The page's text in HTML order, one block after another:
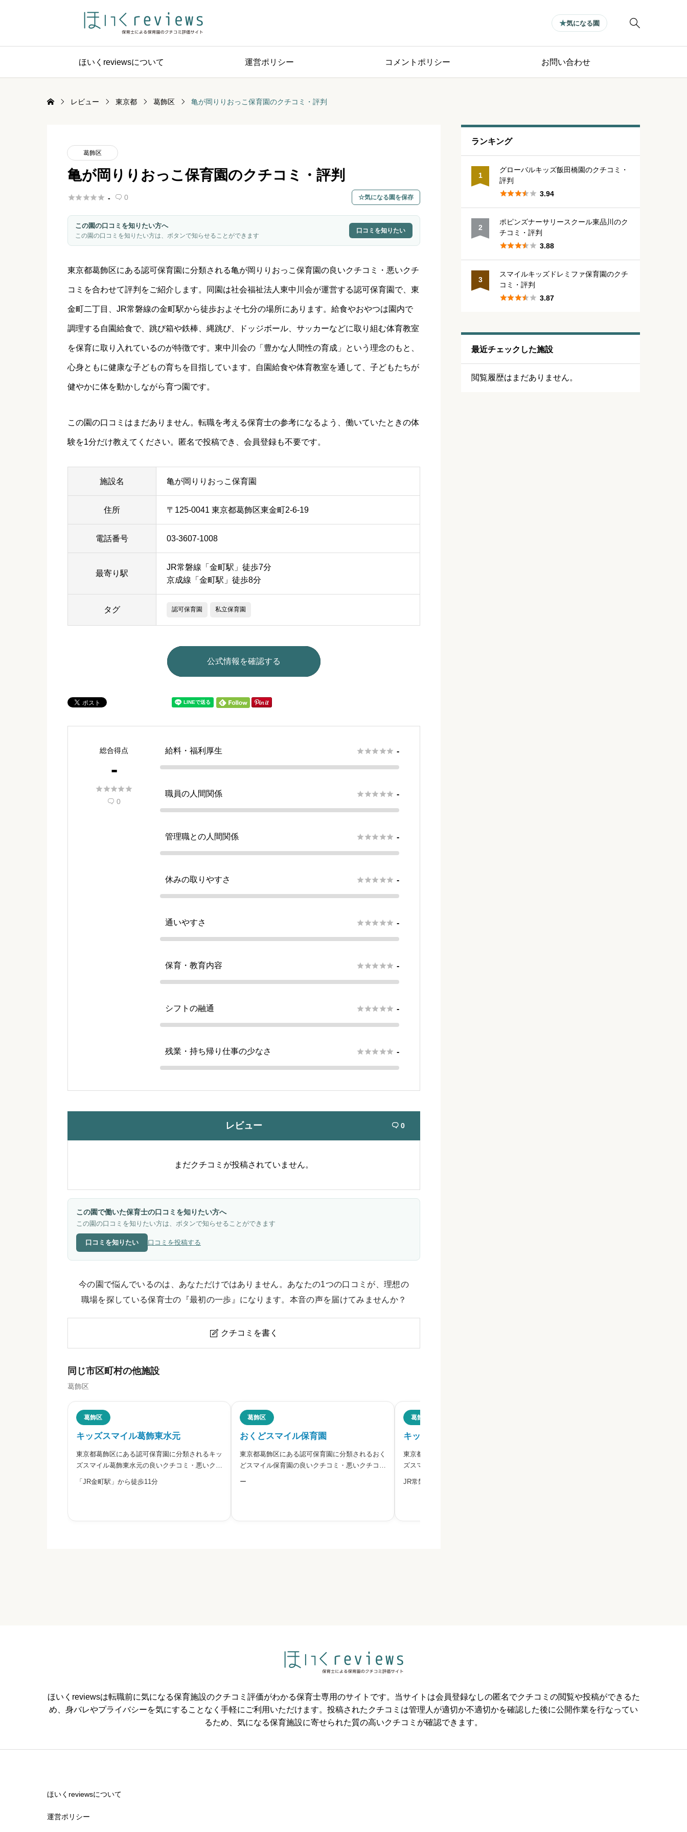

気になる園
ほいくreviewsについて 運営ポリシー コメントポリシー お問い合わせ
レビュー 東京都 葛飾区 亀が岡りりおっこ保育園のクチコミ・評判
葛飾区
亀が岡りりおっこ保育園のクチコミ・評判
 -  0 気になる園を保存
この園の口コミを知りたい方へ
この園の口コミを知りたい方は、ボタンで知らせることができます
口コミを知りたい
東京都葛飾区にある認可保育園に分類される亀が岡りりおっこ保育園の良いクチコミ・悪いクチ
コミを合わせて評判をご紹介します。同園は社会福祉法人東中川会が運営する認可保育園で、東
金町二丁目、JR常磐線の金町駅から徒歩およそ七分の場所にあります。給食やおやつは園内で
調理する自園給食で、跳び箱や鉄棒、縄跳び、ドッジボール、サッカーなどに取り組む体育教室
を保育に取り入れているのが特徴です。東中川会の「豊かな人間性の育成」という理念のもと、
心身ともに健康な子どもの育ちを目指しています。自園給食や体育教室を通して、子どもたちが
健やかに体を動かしながら育つ園です。
この園の口コミはまだありません。転職を考える保育士の参考になるよう、働いていたときの体
験を1分だけ教えてください。匿名で投稿でき、会員登録も不要です。
施設名 亀が岡りりおっこ保育園
住所 〒125-0041 東京都葛飾区東金町2-6-19
電話番号 03-3607-1008
最寄り駅
JR常磐線「金町駅」徒歩7分
京成線「金町駅」徒歩8分
タグ 認可保育園 私立保育園
公式情報を確認する
総合得点
-

 0
給料・福利厚生  -
職員の人間関係  -
管理職との人間関係  -
休みの取りやすさ  -
通いやすさ  -
保育・教育内容  -
シフトの融通  -
残業・持ち帰り仕事の少なさ  -
レビュー  0
まだクチコミが投稿されていません。
この園で働いた保育士の口コミを知りたい方へ
この園の口コミを知りたい方は、ボタンで知らせることができます
口コミを知りたい 口コミを投稿する
今の園で悩んでいるのは、あなただけではありません。あなたの1つの口コミが、理想の
職場を探している保育士の『最初の一歩』になります。本音の声を届けてみませんか？
 クチコミを書く
ニックネーム 任意
※本名や誤解される名前の使用はご遠慮ください。
必須
星の数をお選びください   
同じ市区町村の他施設
葛飾区
葛飾区
キッズスマイル葛飾東水元
東京都葛飾区にある認可保育園に分類されるキッ
ズスマイル葛飾東水元の良いクチコミ・悪いクチ
コミを合わせて評判をご紹介します。
「JR金町駅」から徒歩11分
葛飾区
おくどスマイル保育園
東京都葛飾区にある認可保育園に分類されるおく
どスマイル保育園の良いクチコミ・悪いクチコミ
ー
葛飾区
キッズスマイル葛飾東金町
東京都葛飾区にある認可保育園に分類されるキッ
ズスマイル葛飾東金町の良いクチコミ・悪いクチ
コミを合わせて評判をご紹介します。
JR常磐線「金町駅」から徒歩15分
ランキング
1
グローバルキッズ飯田橋園のクチコミ・
評判
 3.94
2
ポピンズナーサリースクール東品川のク
チコミ・評判
 3.88
3
スマイルキッズドレミファ保育園のクチ
コミ・評判
 3.87
最近チェックした施設
閲覧履歴はまだありません。
ほいくreviewsは転職前に気になる保育施設のクチコミ評価がわかる保育士専用のサイトです。当サイトは会員登録なしの匿名でクチコミの閲覧や投稿ができるた
め、身バレやプライバシーを気にすることなく手軽にご利用いただけます。投稿されたクチコミは管理人が適切か不適切かを確認した後に公開作業を行なってい
るため、気になる保育施設に寄せられた質の高いクチコミが確認できます。
ほいくreviewsについて
運営ポリシー